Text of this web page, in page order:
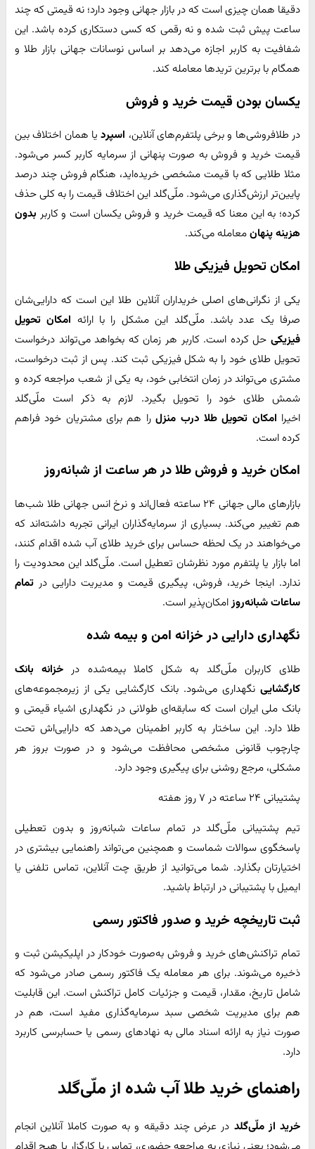
دقیقا همان چیزی است که در بازار جهانی وجود دارد؛ نه قیمتی که چند
ساعت پیش ثبت شده و نه رقمی که کسی دستکاری کرده باشد. این
شفافیت به کاربر اجازه می‌دهد بر اساس نوسانات جهانی بازار طلا و
همگام با برترین تریدها معامله کند.
یکسان بودن قیمت خرید و فروش
در طلافروشی‌ها و برخی پلتفرم‌های آنلاین، اسپرد یا همان اختلاف بین
قیمت خرید و فروش به صورت پنهانی از سرمایه کاربر کسر می‌شود.
مثلا طلایی که با قیمت مشخصی خریده‌اید، هنگام فروش چند درصد
پایین‌تر ارزش‌گذاری می‌شود. ملّی‌گلد این اختلاف قیمت را به کلی حذف
کرده؛ به این معنا که قیمت خرید و فروش یکسان است و کاربر بدون
هزینه پنهانمعامله می‌کند.
امکان تحویل فیزیکی طلا
یکی از نگرانی‌های اصلی خریداران آنلاین طلا این است که دارایی‌شان
صرفا یک عدد باشد. ملّی‌گلد این مشکل را با ارائه امکان تحویل
فیزیکی حل کرده است. کاربر هر زمان که بخواهد می‌تواند درخواست
تحویل طلای خود را به شکل فیزیکی ثبت کند. پس از ثبت درخواست،
مشتری می‌تواند در زمان انتخابی خود، به یکی از شعب مراجعه کرده و
شمش طلای خود را تحویل بگیرد. لازم به ذکر است ملّی‌گلد
اخیرا امکان تحویل طلا درب منزلرا هم برای مشتریان خود فراهم
کرده است.
امکان خرید و فروش طلا در هر ساعت از شبانه‌روز
بازارهای مالی جهانی ۲۴ ساعته فعال‌اند و نرخ انس جهانی طلا شب‌ها
هم تغییر می‌کند. بسیاری از سرمایه‌گذاران ایرانی تجربه داشته‌اند که
می‌خواهند در یک لحظه حساس برای خرید طلای آب شده اقدام کنند،
اما بازار یا پلتفرم مورد نظرشان تعطیل است. ملّی‌گلد این محدودیت را
ندارد. اینجا خرید، فروش، پیگیری قیمت و مدیریت دارایی در تمام
ساعات شبانه‌روزامکان‌پذیر است.
نگهداری دارایی در خزانه امن و بیمه شده
طلای کاربران ملّی‌گلد به شکل کاملا بیمه‌شده در خزانه بانک
کارگشایی نگهداری می‌شود. بانک کارگشایی یکی از زیرمجموعه‌های
بانک ملی ایران است که سابقه‌ای طولانی در نگهداری اشیاء قیمتی و
طلا دارد. این ساختار به کاربر اطمینان می‌دهد که دارایی‌اش تحت
چارچوب قانونی مشخصی محافظت می‌شود و در صورت بروز هر
مشکلی، مرجع روشنی برای پیگیری وجود دارد.
پشتیبانی ۲۴ ساعته در ۷ روز هفته
تیم پشتیبانی ملّی‌گلد در تمام ساعات شبانه‌روز و بدون تعطیلی
پاسخگوی سوالات شماست و همچنین می‌تواند راهنمایی بیشتری در
اختیارتان بگذارد. شما می‌توانید از طریق چت آنلاین، تماس تلفنی یا
ایمیل با پشتیبانی در ارتباط باشید.
ثبت تاریخچه خرید و صدور فاکتور رسمی
تمام تراکنش‌های خرید و فروش به‌صورت خودکار در اپلیکیشن ثبت و
ذخیره می‌شوند. برای هر معامله یک فاکتور رسمی صادر می‌شود که
شامل تاریخ، مقدار، قیمت و جزئیات کامل تراکنش است. این قابلیت
هم برای مدیریت شخصی سبد سرمایه‌گذاری مفید است، هم در
صورت نیاز به ارائه اسناد مالی به نهادهای رسمی یا حسابرسی کاربرد
دارد.
راهنمای خرید طلا آب شده از ملّی‌گلد
خرید از ملّی‌گلد در عرض چند دقیقه و به صورت کاملا آنلاین انجام